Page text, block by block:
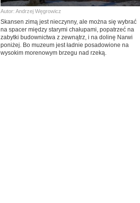
Autor: Andrzej Węgrowicz
Skansen zimą jest nieczynny, ale można się wybrać
na spacer między starymi chałupami, popatrzeć na
zabytki budownictwa z zewnątrz, i na dolinę Narwi
poniżej. Bo muzeum jest ładnie posadowione na
wysokim morenowym brzegu nad rzeką.